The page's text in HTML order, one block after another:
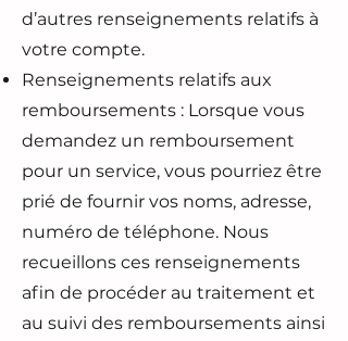
d’autres renseignements relatifs à
votre compte.
Renseignements relatifs aux
remboursements : Lorsque vous
demandez un remboursement
pour un service, vous pourriez être
prié de fournir vos noms, adresse,
numéro de téléphone. Nous
recueillons ces renseignements
afin de procéder au traitement et
au suivi des remboursements ainsi